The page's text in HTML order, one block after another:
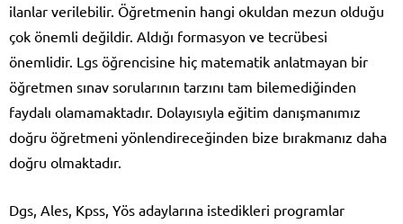
ilanlar verilebilir. Öğretmenin hangi okuldan mezun olduğu
çok önemli değildir. Aldığı formasyon ve tecrübesi
önemlidir. Lgs öğrencisine hiç matematik anlatmayan bir
öğretmen sınav sorularının tarzını tam bilemediğinden
faydalı olamamaktadır. Dolayısıyla eğitim danışmanımız
doğru öğretmeni yönlendireceğinden bize bırakmanız daha
doğru olmaktadır.
Dgs, Ales, Kpss, Yös adaylarına istedikleri programlar